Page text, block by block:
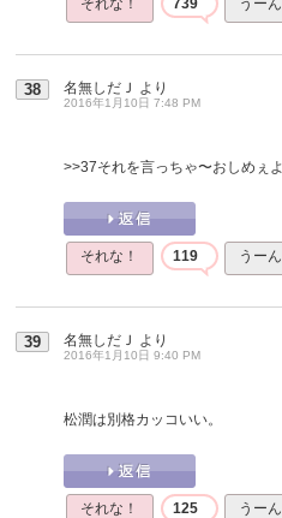
それな！ 739 うー
38 名無しだＪ より
2016年1月10日 7:48 PM
>>37それを言っちゃ〜おしめぇ
それな！ 119 うー
39 名無しだＪ より
2016年1月10日 9:40 PM
松潤は別格カッコいい。
それな！ 125 うー